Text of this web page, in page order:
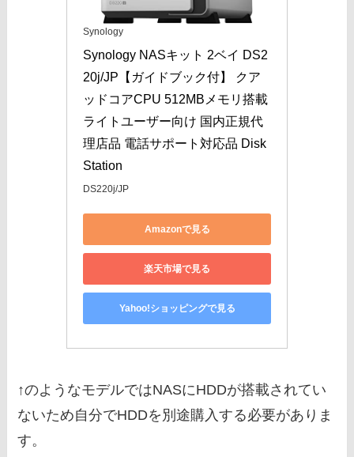
Synology
Synology NASキット 2ベイ DS2
20j/JP【ガイドブック付】 クア
ッドコアCPU 512MBメモリ搭載
ライトユーザー向け 国内正規代
理店品 電話サポート対応品 Disk
Station
DS220j/JP
Amazonで見る
楽天市場で見る
Yahoo!ショッピングで見る
↑のようなモデルではNASにHDDが搭載されてい
ないため自分でHDDを別途購入する必要がありま
す。